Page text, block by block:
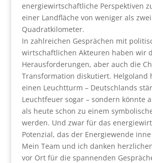
energiewirtschaftliche Perspektiven
einer Landfläche von weniger als zwei
Quadratkilometer.
In zahlreichen Gesprächen mit
wirtschaftlichen Akteuren haben wir
Herausforderungen, aber auch die
Transformation diskutiert. Helgoland
einen Leuchtturm – Deutschlands
Leuchtfeuer sogar – sondern könnte
als heute schon zu einem
werden. Und zwar für das
Potenzial, das der Energiewende
Mein Team und ich danken
vor Ort für die spannenden